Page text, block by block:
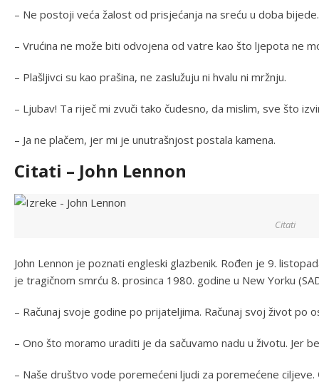
– Ne postoji veća žalost od prisjećanja na sreću u doba bijede.
– Vrućina ne može biti odvojena od vatre kao što ljepota ne
– Plašljivci su kao prašina, ne zaslužuju ni hvalu ni mržnju.
– Ljubav! Ta riječ mi zvuči tako čudesno, da mislim, sve što
– Ja ne plačem, jer mi je unutrašnjost postala kamena.
Citati – John Lennon
Citati
John Lennon je poznati engleski glazbenik. Rođen je 9.
je tragičnom smrću 8. prosinca 1980. godine u New Yorku
– Računaj svoje godine po prijateljima. Računaj svoj život po
– Ono što moramo uraditi je da sačuvamo nadu u životu. Jer
– Naše društvo vode poremećeni ljudi za poremećene ciljeve.